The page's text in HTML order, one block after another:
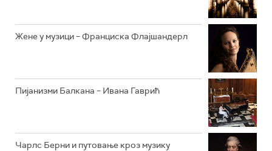
Жене у музици – Франциска Флајшандерл
Пијанизми Балкана – Ивана Гаврић
Чарлс Берни и путовање кроз музику